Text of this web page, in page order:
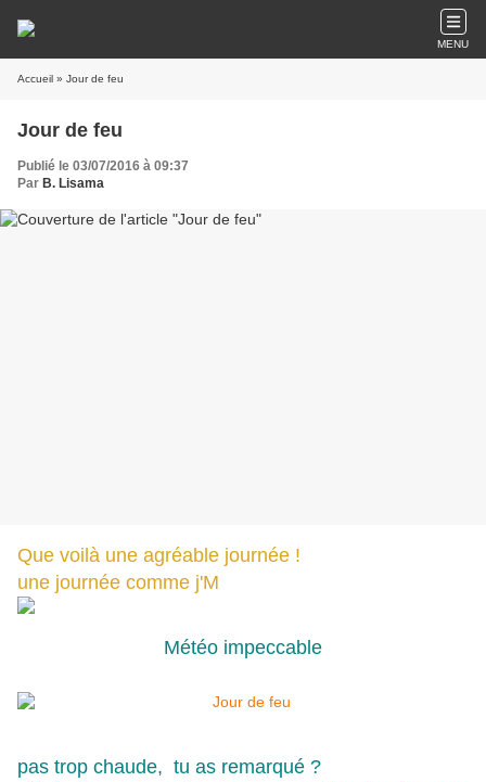
MENU
Accueil » Jour de feu
Jour de feu
Publié le 03/07/2016 à 09:37
Par B. Lisama
Que voilà une agréable journée !
une journée comme j'M
Météo impeccable
pas trop chaude, tu as remarqué ?